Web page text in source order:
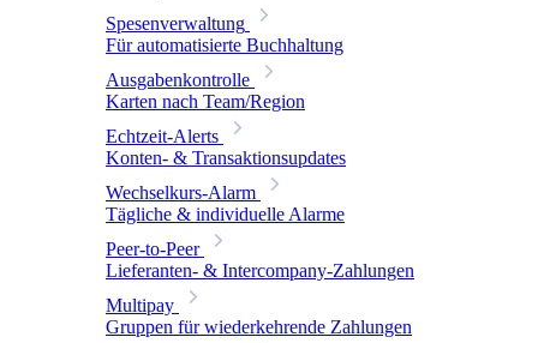
Spesenverwaltung
Für automatisierte Buchhaltung
Ausgabenkontrolle
Karten nach Team/Region
Echtzeit-Alerts
Konten- & Transaktionsupdates
Wechselkurs-Alarm
Tägliche & individuelle Alarme
Peer-to-Peer
Lieferanten- & Intercompany-Zahlungen
Multipay
Gruppen für wiederkehrende Zahlungen